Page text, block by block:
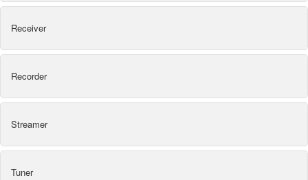
Receiver
Recorder
Streamer
Tuner